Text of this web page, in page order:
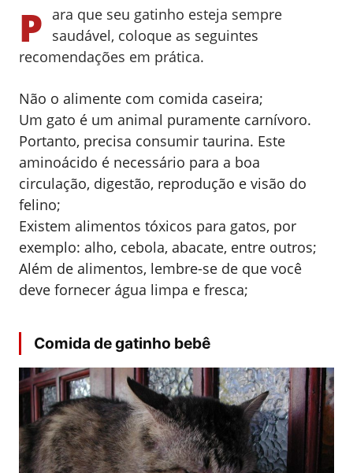
P ara que seu gatinho esteja sempre
saudável, coloque as seguintes
recomendações em prática.
Não o alimente com comida caseira;
Um gato é um animal puramente carnívoro.
Portanto, precisa consumir taurina. Este
aminoácido é necessário para a boa
circulação, digestão, reprodução e visão do
felino;
Existem alimentos tóxicos para gatos, por
exemplo: alho, cebola, abacate, entre outros;
Além de alimentos, lembre-se de que você
deve fornecer água limpa e fresca;
Comida de gatinho bebê